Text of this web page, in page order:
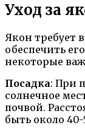
Уход за
Якон требует
обеспечить
некоторые
Посадка: При
солнечное
почвой.
быть около